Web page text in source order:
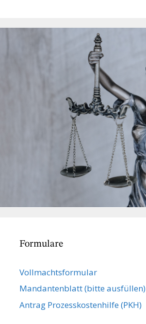
Formulare
Vollmachts­formular
Mandanten­blatt (bitte ausfüllen)
Antrag Prozesskostenhilfe (PKH)